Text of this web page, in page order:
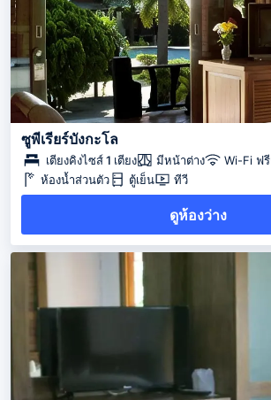
ซูพีเรียร์บังกะโล
เตียงคิงไซส์ 1 เตียง มีหน้าต่าง Wi-Fi ฟรี
ห้องน้ำส่วนตัว
ตู้เย็น ทีวี
ดูห้องว่าง